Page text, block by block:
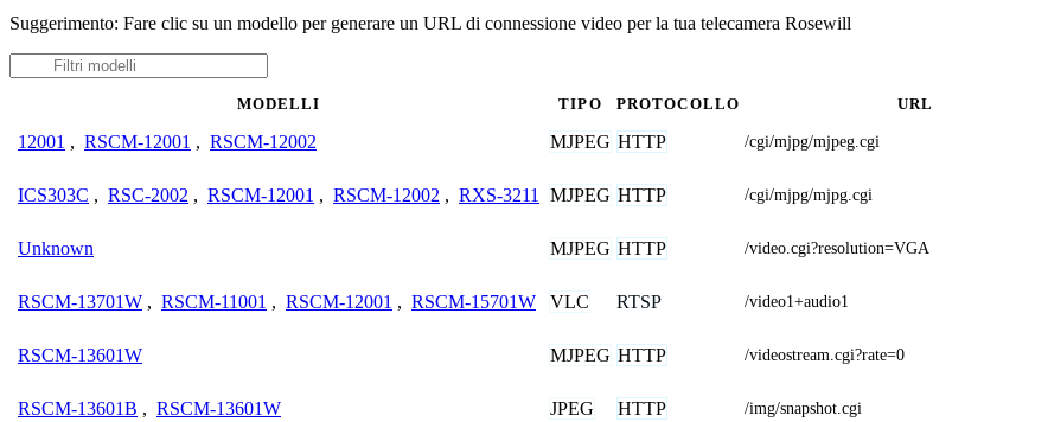
Suggerimento: Fare clic su un modello per generare un URL di connessione video per la tua telecamera Rosewill
MODELLI TIPO PROTOCOLLO URL
12001 , RSCM-12001 , RSCM-12002 MJPEG HTTP /cgi/mjpg/mjpeg.cgi
ICS303C , RSC-2002 , RSCM-12001 , RSCM-12002 , RXS-3211 MJPEG HTTP /cgi/mjpg/mjpg.cgi
Unknown MJPEG HTTP /video.cgi?resolution=VGA
RSCM-13701W , RSCM-11001 , RSCM-12001 , RSCM-15701W VLC RTSP /video1+audio1
RSCM-13601W MJPEG HTTP /videostream.cgi?rate=0
RSCM-13601B , RSCM-13601W JPEG HTTP /img/snapshot.cgi